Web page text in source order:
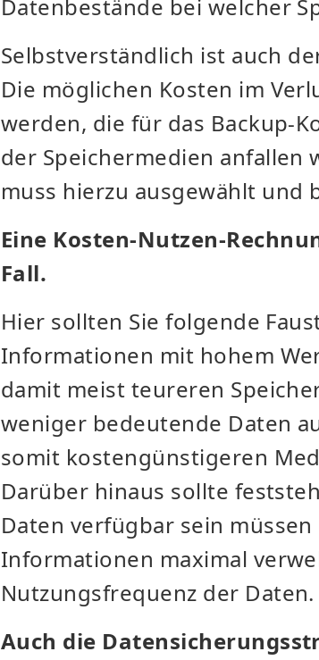
Datenbestände bei welcher
Selbstverständlich ist auch
Die möglichen Kosten im
werden, die für das Backup-
der Speichermedien anfallen
muss hierzu ausgewählt und
Eine Kosten-Nutzen-
Fall.
Hier sollten Sie folgende
Informationen mit hohem
damit meist teureren
weniger bedeutende Daten
somit kostengünstigeren
Darüber hinaus sollte
Daten verfügbar sein
Informationen maximal
Nutzungsfrequenz der Daten.
Auch die